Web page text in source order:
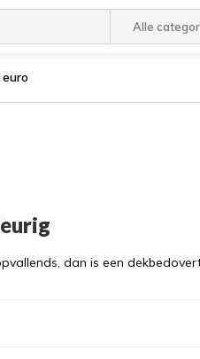
Alle
dan is een